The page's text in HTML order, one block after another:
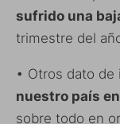
sufrido una
trimestre del
• Otros dato de
nuestro país
sobre todo en